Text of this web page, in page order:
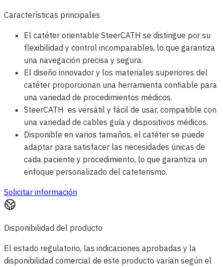
Características principales
El catéter orientable SteerCATH se distingue por su
flexibilidad y control incomparables, lo que garantiza
una navegación precisa y segura.
El diseño innovador y los materiales superiores del
catéter proporcionan una herramienta confiable para
una variedad de procedimientos médicos.
SteerCATH es versátil y fácil de usar, compatible con
una variedad de cables guía y dispositivos médicos.
Disponible en varios tamaños, el catéter se puede
adaptar para satisfacer las necesidades únicas de
cada paciente y procedimiento, lo que garantiza un
enfoque personalizado del cateterismo.
Solicitar información
Disponibilidad del producto
El estado regulatorio, las indicaciones aprobadas y la
disponibilidad comercial de este producto varían según el